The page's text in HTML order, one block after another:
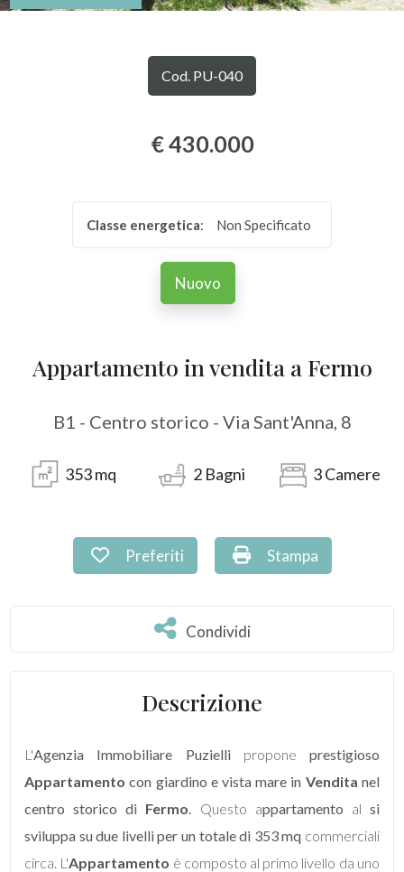
Cod. PU-040
€ 430.000
Classe energetica: Non Specificato
Nuovo
Appartamento in vendita a Fermo
B1 - Centro storico - Via Sant'Anna, 8
353mq 2Bagni 3Camere
Preferiti: Cod. PU-040
Preferiti Stampa: Cod. PU-
Stampa
Condividi
Condividi
Descrizione
L'Agenzia Immobiliare Puzielli propone prestigioso
Appartamento con giardino e vista mare in Vendita nel
centro storico di Fermo. Questo appartamento al si
sviluppa su due livelli per un totale di 353 mq commerciali
circa. L'Appartamento è composto al primo livello da uno
Prezzo
minimi